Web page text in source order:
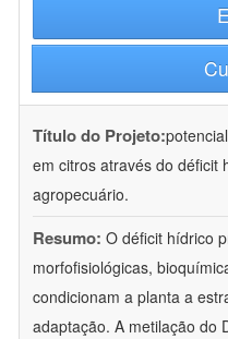
Título do Projeto:
em citros através do déficit
agropecuário.
Resumo: O déficit hídrico
morfofisiológicas,
condicionam a planta a
adaptação. A metilação do